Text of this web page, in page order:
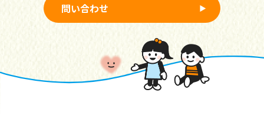
問い合わせ